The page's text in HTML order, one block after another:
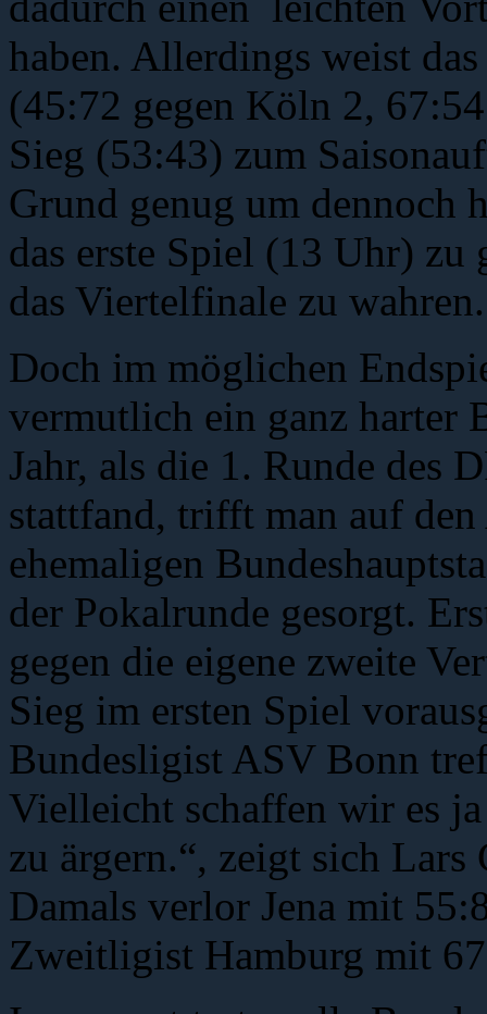
haben. Allerdings weist
(45:72 gegen Köln 2,
Sieg (53:43) zum
Grund genug um dennoch
das erste Spiel (13 Uhr) zu
das Viertelfinale zu wahren.
Doch im möglichen
vermutlich ein ganz harter
Jahr, als die 1. Runde des
stattfand, trifft man auf
ehemaligen
der Pokalrunde gesorgt.
gegen die eigene zweite
Sieg im ersten Spiel
Bundesligist ASV Bonn
Vielleicht schaffen wir es
zu ärgern.“, zeigt sich
Damals verlor Jena mit
Zweitligist Hamburg mit